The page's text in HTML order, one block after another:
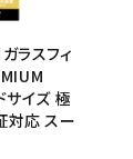
ラスフィ
サイズ 極
対応 スー